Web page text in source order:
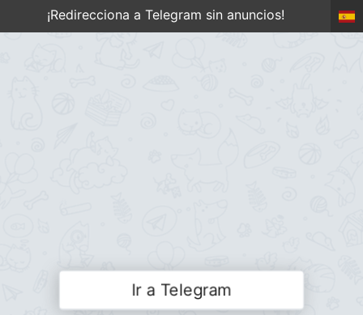
¡Redirecciona a Telegram sin anuncios!
Ir a Telegram